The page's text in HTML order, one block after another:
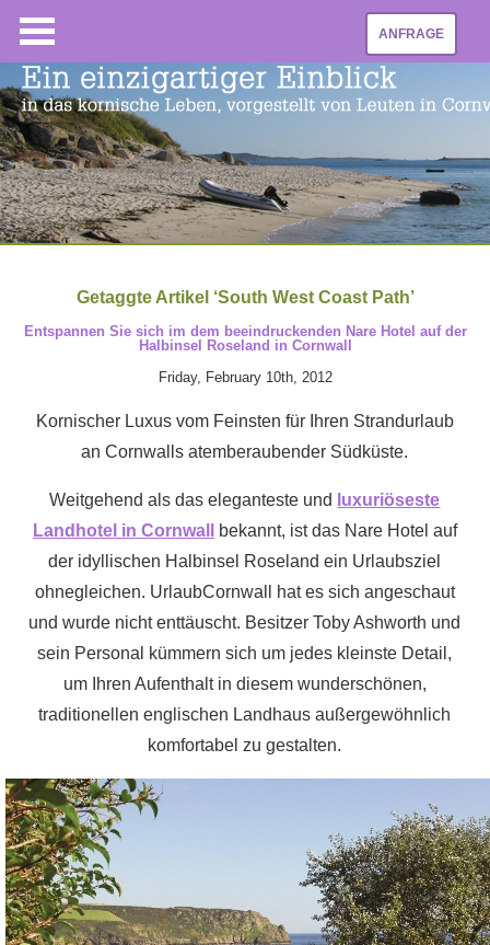
ANFRAGE
Getaggte Artikel ‘South West Coast Path’
Entspannen Sie sich im dem beeindruckenden Nare Hotel auf der
Halbinsel Roseland in Cornwall
Friday, February 10th, 2012
Kornischer Luxus vom Feinsten für Ihren Strandurlaub
an Cornwalls atemberaubender Südküste.
Weitgehend als das eleganteste und
luxuriöseste
Landhotel in Cornwall
bekannt, ist das Nare Hotel auf
der idyllischen Halbinsel Roseland ein Urlaubsziel
ohnegleichen. UrlaubCornwall hat es sich angeschaut
und wurde nicht enttäuscht. Besitzer Toby Ashworth und
sein Personal kümmern sich um jedes kleinste Detail,
um Ihren Aufenthalt in diesem wunderschönen,
traditionellen englischen Landhaus außergewöhnlich
komfortabel zu gestalten.